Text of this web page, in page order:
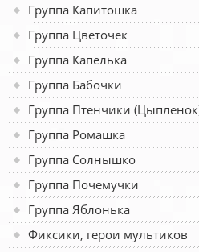
Группа Капитошка
Группа Цветочек
Группа Капелька
Группа Бабочки
Группа Птенчики
Группа Ромашка
Группа Солнышко
Группа Почемучки
Группа Яблонька
Фиксики, герои мультиков